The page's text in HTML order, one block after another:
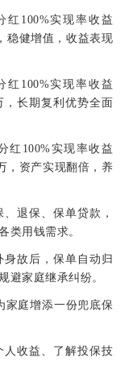
红100%实现率收益
稳健增值，收益表现
红100%实现率收益
，长期复利优势全面
红100%实现率收益
，资产实现翻倍，养
退保、保单贷款，
类用钱需求。
故后，保单自动归
避家庭继承纠纷。
家庭增添一份兜底保
人收益、了解投保技